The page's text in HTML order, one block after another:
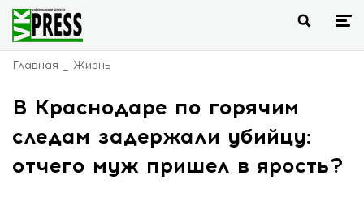
Главная Жизнь
В Краснодаре по горячим
следам задержали убийцу:
отчего муж пришел в ярость?